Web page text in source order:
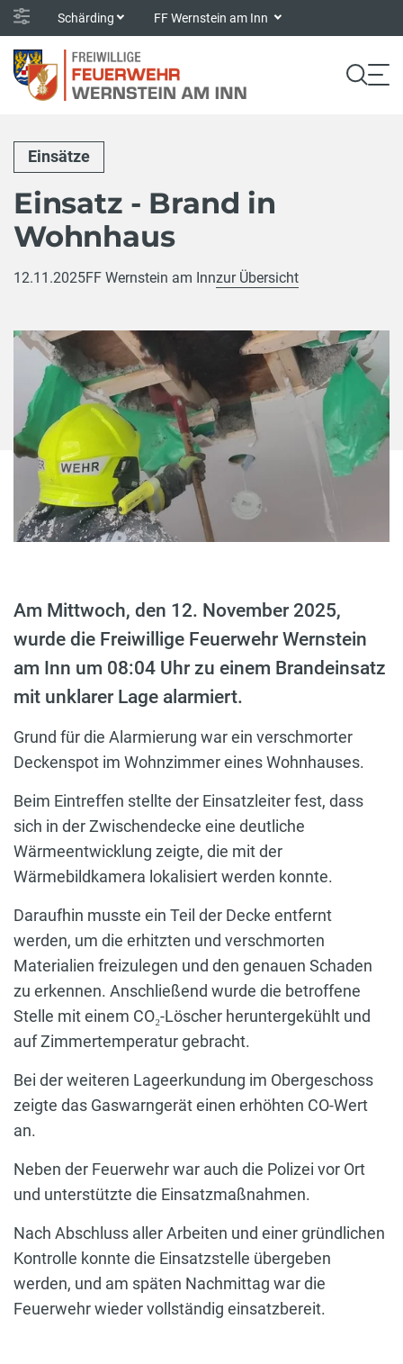
Schärding FF Wernstein am Inn
Einsätze
Einsatz - Brand in
Wohnhaus
12.11.2025FF Wernstein am Innzur Übersicht
Am Mittwoch, den 12. November 2025,
wurde die Freiwillige Feuerwehr Wernstein
am Inn um 08:04 Uhr zu einem Brandeinsatz
mit unklarer Lage alarmiert.
Grund für die Alarmierung war ein verschmorter
Deckenspot im Wohnzimmer eines Wohnhauses.
Beim Eintreffen stellte der Einsatzleiter fest, dass
sich in der Zwischendecke eine deutliche
Wärmeentwicklung zeigte, die mit der
Wärmebildkamera lokalisiert werden konnte.
Daraufhin musste ein Teil der Decke entfernt
werden, um die erhitzten und verschmorten
Materialien freizulegen und den genauen Schaden
zu erkennen. Anschließend wurde die betroffene
Stelle mit einem CO₂-Löscher heruntergekühlt und
auf Zimmertemperatur gebracht.
Bei der weiteren Lageerkundung im Obergeschoss
zeigte das Gaswarngerät einen erhöhten CO-Wert
an.
Neben der Feuerwehr war auch die Polizei vor Ort
und unterstützte die Einsatzmaßnahmen.
Nach Abschluss aller Arbeiten und einer gründlichen
Kontrolle konnte die Einsatzstelle übergeben
werden, und am späten Nachmittag war die
Feuerwehr wieder vollständig einsatzbereit.